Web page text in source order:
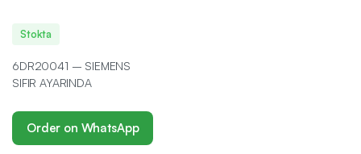
Stokta
6DR20041 – SIEMENS
SIFIR AYARINDA
Order on WhatsApp